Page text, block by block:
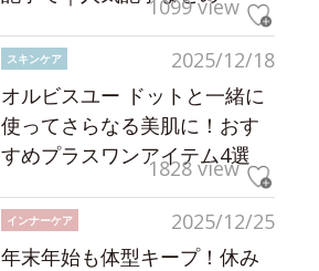
1099 view
2025/12/18
スキンケア
オルビスユー ドットと一緒に
使ってさらなる美肌に！おす
すめプラスワンアイテム4選
1828 view
2025/12/25
インナーケア
年末年始も体型キープ！休み